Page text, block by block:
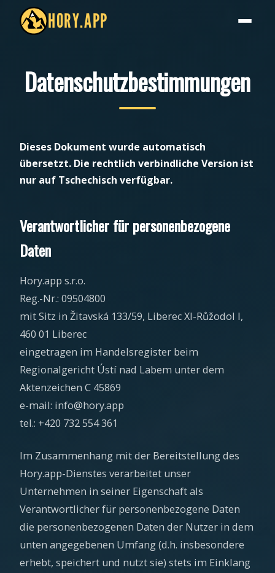
HORY.APP
Datenschutzbestimmungen
Dieses Dokument wurde automatisch
übersetzt. Die rechtlich verbindliche Version ist
nur auf Tschechisch verfügbar.
Verantwortlicher für personenbezogene
Daten
Hory.app s.r.o.
Reg.-Nr.: 09504800
mit Sitz in Žitavská 133/59, Liberec XI-Růžodol I,
460 01 Liberec
eingetragen im Handelsregister beim
Regionalgericht Ústí nad Labem unter dem
Aktenzeichen C 45869
e-mail: info@hory.app
tel.: +420 732 554 361
Im Zusammenhang mit der Bereitstellung des
Hory.app-Dienstes verarbeitet unser
Unternehmen in seiner Eigenschaft als
Verantwortlicher für personenbezogene Daten
die personenbezogenen Daten der Nutzer in dem
unten angegebenen Umfang (d.h. insbesondere
erhebt, speichert und nutzt sie) stets im Einklang